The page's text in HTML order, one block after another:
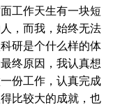
工作天生有一块短
，而我，始终无法
研是个什么样的体
终原因，我认真想
份工作，认真完成
比较大的成就，也